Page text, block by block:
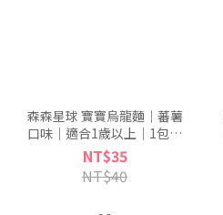
森森星球 寶寶烏龍麵｜蕃薯
口味｜適合1歲以上｜1包入
(100g)｜冷凍
NT$35
NT$40